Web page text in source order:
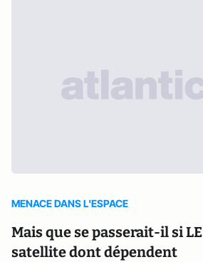
MENACE DANS L'ESPACE
Mais que se passerait-il si LE
satellite dont dépendent